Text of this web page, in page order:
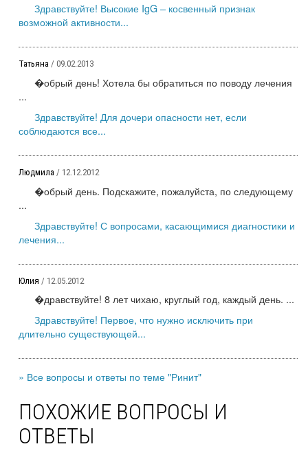
Здравствуйте! Высокие IgG – косвенный признак
возможной активности...
Татьяна / 09.02.2013
�обрый день! Хотела бы обратиться по поводу лечения
...
Здравствуйте! Для дочери опасности нет, если
соблюдаются все...
Людмила / 12.12.2012
�обрый день. Подскажите, пожалуйста, по следующему
...
Здравствуйте! С вопросами, касающимися диагностики и
лечения...
Юлия / 12.05.2012
�дравствуйте! 8 лет чихаю, круглый год, каждый день. ...
Здравствуйте! Первое, что нужно исключить при
длительно существующей...
» Все вопросы и ответы по теме "Ринит"
ПОХОЖИЕ ВОПРОСЫ И
ОТВЕТЫ